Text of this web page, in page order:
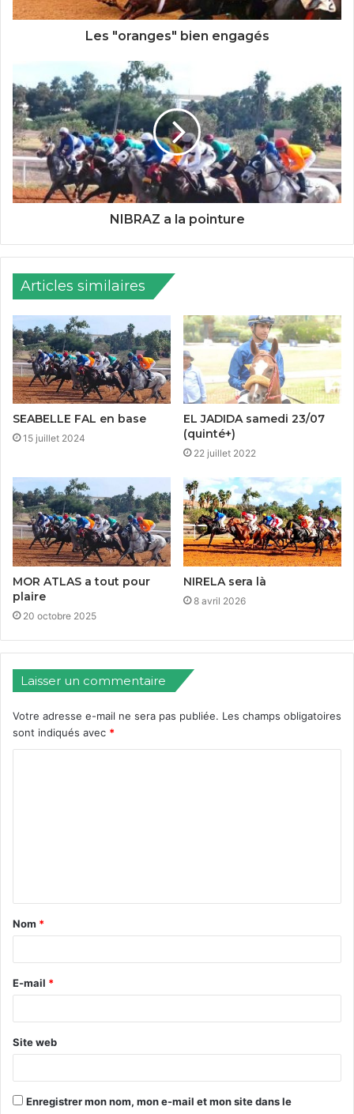
Les "oranges" bien engagés
NIBRAZ a la pointure
Articles similaires
SEABELLE FAL en base
15 juillet 2024
EL JADIDA samedi 23/07
(quinté+)
22 juillet 2022
MOR ATLAS a tout pour
plaire
20 octobre 2025
NIRELA sera là
8 avril 2026
Laisser un commentaire
Votre adresse e-mail ne sera pas publiée. Les champs obligatoires
sont indiqués avec *
Nom *
E-mail *
Site web
Enregistrer mon nom, mon e-mail et mon site dans le